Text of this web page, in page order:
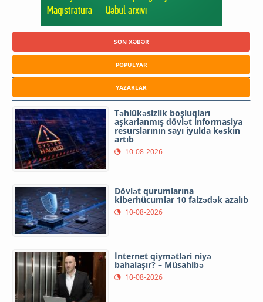
SON XƏBƏR
POPULYAR
YAZARLAR
Təhlükəsizlik boşluqları
aşkarlanmış dövlət informasiya
resurslarının sayı iyulda kəskin
artıb
10-08-2026
Dövlət qurumlarına
kiberhücumlar 10 faizədək azalıb
10-08-2026
İnternet qiymətləri niyə
bahalaşır? – Müsahibə
10-08-2026